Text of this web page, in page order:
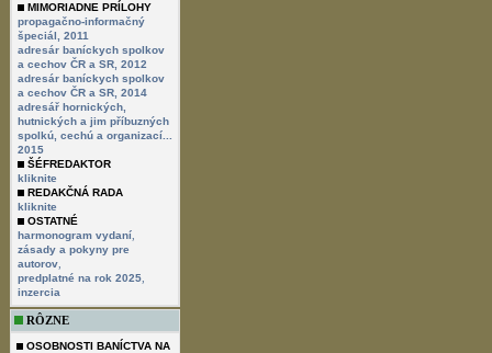
MIMORIADNE PRÍLOHY
propagačno-informačný
špeciál, 2011
adresár baníckych spolkov
a cechov ČR a SR, 2012
adresár baníckych spolkov
a cechov ČR a SR, 2014
adresář hornických,
hutnických a jim příbuzných
spolkú, cechú a organizací...
2015
ŠÉFREDAKTOR
kliknite
REDAKČNÁ RADA
kliknite
OSTATNÉ
harmonogram vydaní
zásady a pokyny pre
autorov
predplatné na rok 2025
inzercia
RÔZNE
OSOBNOSTI BANÍCTVA NA